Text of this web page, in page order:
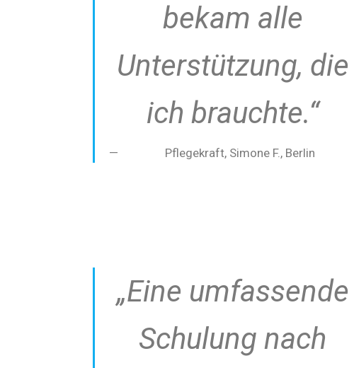
bekam alle
Unterstützung, die
ich brauchte.“
Pflegekraft, Simone F., Berlin
„Eine umfassende
Schulung nach